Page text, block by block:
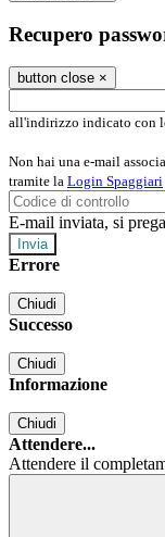
Recupero
button close ×
all'indirizzo indicato con
Non hai una e-mail
tramite la Login Spaggiari
E-mail inviata, si
Errore
Chiudi
Successo
Chiudi
Informazione
Chiudi
Attendere...
Attendere il